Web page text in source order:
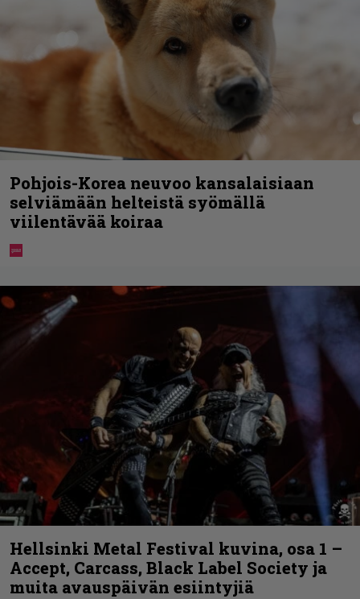
Pohjois-Korea neuvoo kansalaisiaan
selviämään helteistä syömällä
viilentävää koiraa
Hellsinki Metal Festival kuvina, osa 1 –
Accept, Carcass, Black Label Society ja
muita avauspäivän esiintyjiä